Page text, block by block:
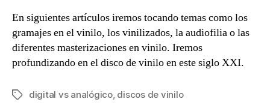
En siguientes artículos iremos tocando temas como los
gramajes en el vinilo, los vinilizados, la audiofilia o las
diferentes masterizaciones en vinilo. Iremos
profundizando en el disco de vinilo en este siglo XXI.
Etiquetas
digital vs analógico, discos de vinilo